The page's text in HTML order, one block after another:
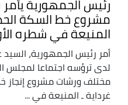
رئيس الجمهورية يأمر
مشروع خط السكة
المنيعة في شطره
أمر رئيس الجمهورية، السيد
لدى ترؤسه اجتماعا لمجلس
مختلف ورشات مشروع إنجاز
غرداية ـ المنيعة في ...